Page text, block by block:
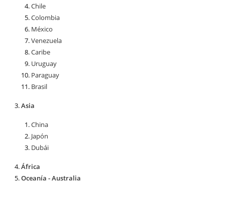
Chile
Colombia
México
Venezuela
Caribe
Uruguay
Paraguay
Brasil
Asia
China
Japón
Dubái
África
Oceanía - Australia